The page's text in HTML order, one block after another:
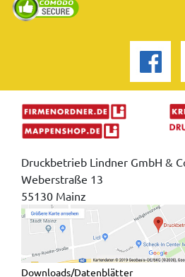
Druckbetrieb Lindner GmbH &
Weberstraße 13
55130 Mainz
Downloads/Datenblätter